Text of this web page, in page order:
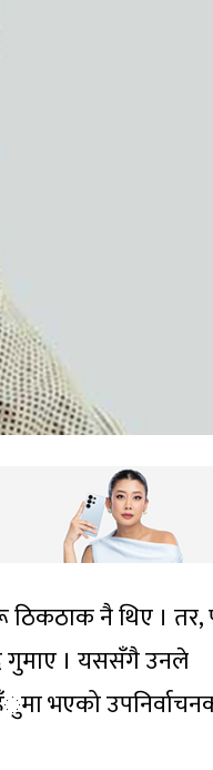
ठिकठाक नै थिए । तर,
गुमाए । यससँगै उनले
भएको